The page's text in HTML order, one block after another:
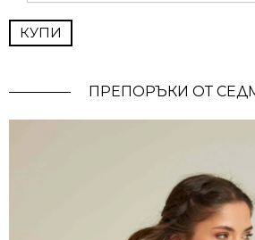
КУПИ
ПРЕПОРЪКИ ОТ